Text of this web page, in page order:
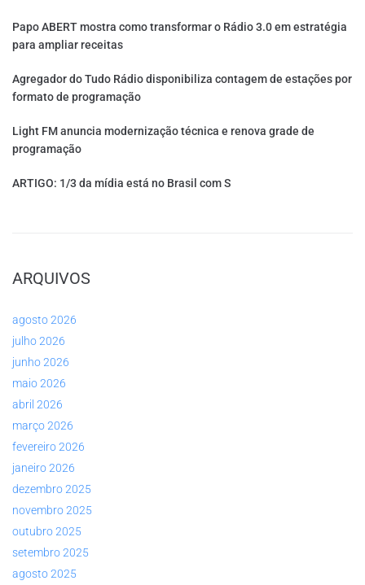
Papo ABERT mostra como transformar o Rádio 3.0 em estratégia
para ampliar receitas
Agregador do Tudo Rádio disponibiliza contagem de estações por
formato de programação
Light FM anuncia modernização técnica e renova grade de
programação
ARTIGO: 1/3 da mídia está no Brasil com S
ARQUIVOS
agosto 2026
julho 2026
junho 2026
maio 2026
abril 2026
março 2026
fevereiro 2026
janeiro 2026
dezembro 2025
novembro 2025
outubro 2025
setembro 2025
agosto 2025